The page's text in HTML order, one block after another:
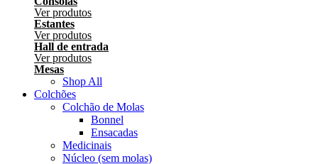
Ver produtos
Estantes
Ver produtos
Hall de entrada
Ver produtos
Mesas
Shop All
Colchões
Colchão de Molas
Bonnel
Ensacadas
Medicinais
Núcleo (sem molas)